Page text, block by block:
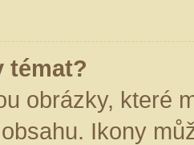
témat?
obrázky, které
Ikony